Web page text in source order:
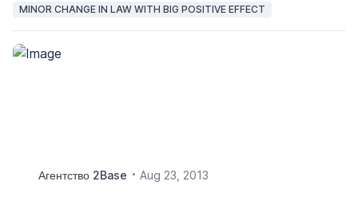
MINOR CHANGE IN LAW WITH BIG POSITIVE EFFECT
Агентство 2Base Aug 23, 2013